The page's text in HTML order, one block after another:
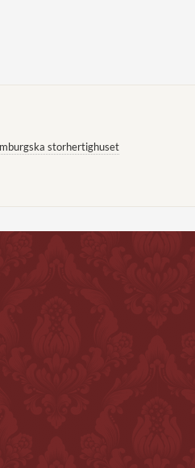
storhertighuset